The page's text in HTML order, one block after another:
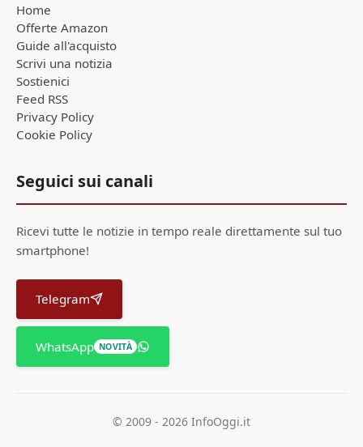
Home
Offerte Amazon
Guide all'acquisto
Scrivi una notizia
Sostienici
Feed RSS
Privacy Policy
Cookie Policy
Seguici sui canali
Ricevi tutte le notizie in tempo reale direttamente sul tuo
smartphone!
Telegram
WhatsApp NOVITÀ
© 2009 - 2026 InfoOggi.it